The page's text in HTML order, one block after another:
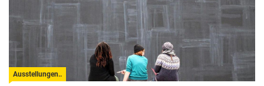
Ausstellungen..